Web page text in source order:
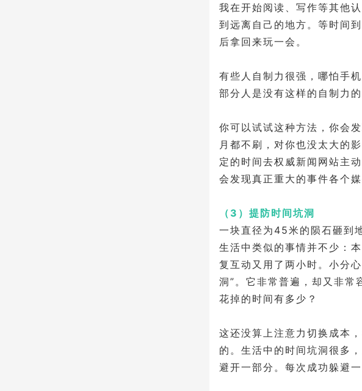
我在开始阅读、写作等其他
到远离自己的地方。等时间
后拿回来玩一会。
有些人自制力很强，哪怕手
部分人是没有这样的自制力
你可以试试这种方法，你会
月都不刷，对你也没太大的
定的时间去权威新闻网站主
会发现真正重大的事件各个
（3）提防时间坑洞
一块直径为45米的陨石砸到
生活中类似的事情并不少：
复互动又用了两小时。小分
洞”。它非常普遍，却又非常
花掉的时间有多少？
这还没算上注意力切换成本
的。生活中的时间坑洞很多
避开一部分。每次成功躲避